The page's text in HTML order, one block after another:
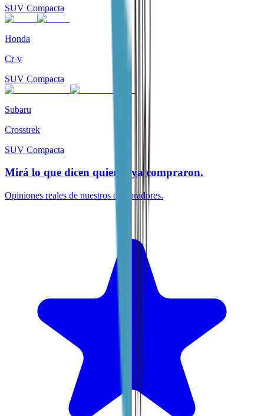
SUV Compacta
Honda
Cr-v
SUV Compacta
Subaru
Crosstrek
SUV Compacta
Mirá lo que dicen quienes ya compraron.
Opiniones reales de nuestros compradores.